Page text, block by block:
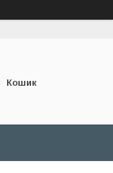
Кошик